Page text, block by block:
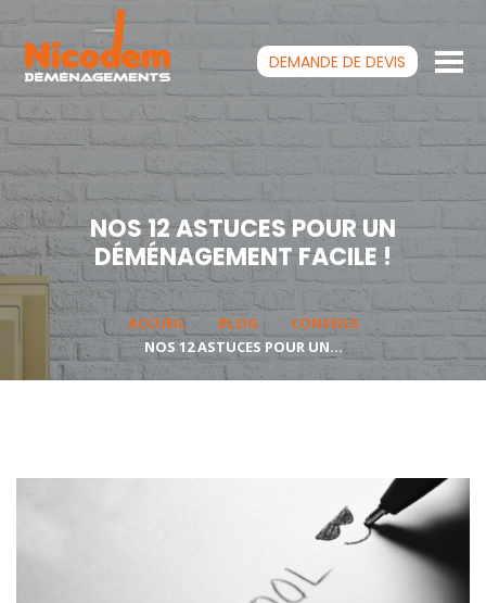
DEMANDE DE DEVIS
NOS 12 ASTUCES POUR UN
DÉMÉNAGEMENT FACILE !
ACCUEIL BLOG
CONSEILS
NOS 12 ASTUCES POUR UN...